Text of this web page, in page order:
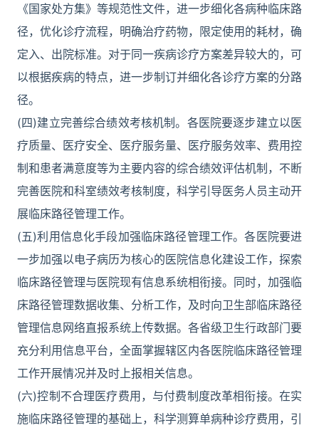
《国家处方集》等规范性文件，进一步细化各病种临床路
径，优化诊疗流程，明确治疗药物，限定使用的耗材，确
定入、出院标准。对于同一疾病诊疗方案差异较大的，可
以根据疾病的特点，进一步制订并细化各诊疗方案的分路
径。
(四)建立完善综合绩效考核机制。各医院要逐步建立以医
疗质量、医疗安全、医疗服务量、医疗服务效率、费用控
制和患者满意度等为主要内容的综合绩效评估机制，不断
完善医院和科室绩效考核制度，科学引导医务人员主动开
展临床路径管理工作。
(五)利用信息化手段加强临床路径管理工作。各医院要进
一步加强以电子病历为核心的医院信息化建设工作，探索
临床路径管理与医院现有信息系统相衔接。同时，加强临
床路径管理数据收集、分析工作，及时向卫生部临床路径
管理信息网络直报系统上传数据。各省级卫生行政部门要
充分利用信息平台，全面掌握辖区内各医院临床路径管理
工作开展情况并及时上报相关信息。
(六)控制不合理医疗费用，与付费制度改革相衔接。在实
施临床路径管理的基础上，科学测算单病种诊疗费用，引